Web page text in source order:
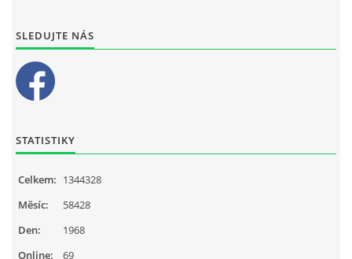
SLEDUJTE NÁS
STATISTIKY
Online: 69
Celkem: 1344328
Měsíc:
58428
Den:
1968